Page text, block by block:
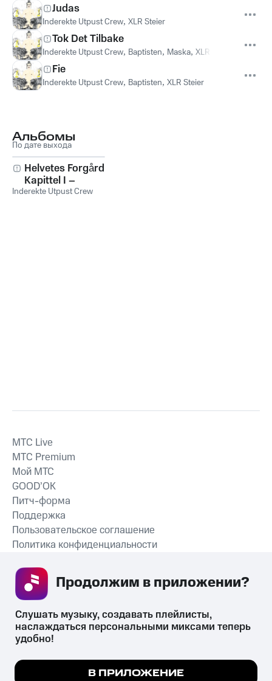
Judas
Inderekte Utpust Crew, XLR Steier
Tok Det Tilbake
Inderekte Utpust Crew, Baptisten, Maska, XLR Steier
Fie
Inderekte Utpust Crew, Baptisten, XLR Steier
Альбомы
По дате выхода
Helvetes Forgård –
Kapittel I –
Avdeling Alfa
Inderekte Utpust Crew
СКАЧАТЬ ПРИЛОЖЕНИЕ
MTС Live
MTС Premium
Мой МТС
GOOD’OK
Питч-форма
Поддержка
Пользовательское соглашение
Политика конфиденциальности
психотропных веществ, их аналогов причиняет вред здоровью,
их незаконный оборот запрещён и влечёт установленную
Мы используем куки, чтобы на сайте все
Слушать музыку, создавать плейлисты,
наслаждаться персональными миксами теперь
удобно!
В ПРИЛОЖЕНИЕ